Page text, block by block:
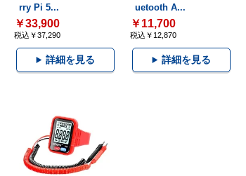
rry Pi 5...
￥33,900
税込￥37,290
詳細を見る
uetooth A...
￥11,700
税込￥12,870
詳細を見る